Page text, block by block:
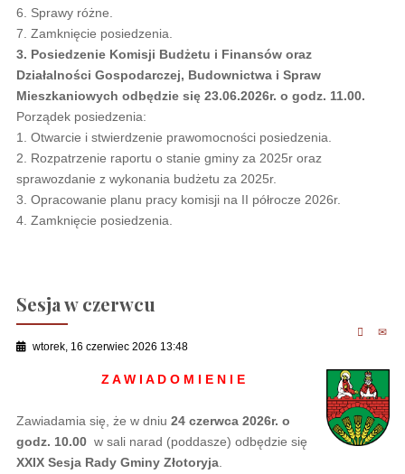
6. Sprawy różne.
7. Zamknięcie posiedzenia.
3. Posiedzenie Komisji Budżetu i Finansów oraz
Działalności Gospodarczej, Budownictwa i Spraw
Mieszkaniowych odbędzie się 23.06.2026r. o godz. 11.00.
Porządek posiedzenia:
1. Otwarcie i stwierdzenie prawomocności posiedzenia.
2. Rozpatrzenie raportu o stanie gminy za 2025r oraz
sprawozdanie z wykonania budżetu za 2025r.
3. Opracowanie planu pracy komisji na II półrocze 2026r.
4. Zamknięcie posiedzenia.
Sesja w czerwcu
wtorek, 16 czerwiec 2026 13:48
Z A W I A D O M I E N I E
Zawiadamia się, że w dniu 24 czerwca 2026r. o
godz. 10.00 w sali narad (poddasze) odbędzie się
XXIX Sesja Rady Gminy Złotoryja.